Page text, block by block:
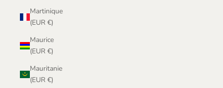
Martinique
(EUR €)
Maurice
(EUR €)
Mauritanie
(EUR €)